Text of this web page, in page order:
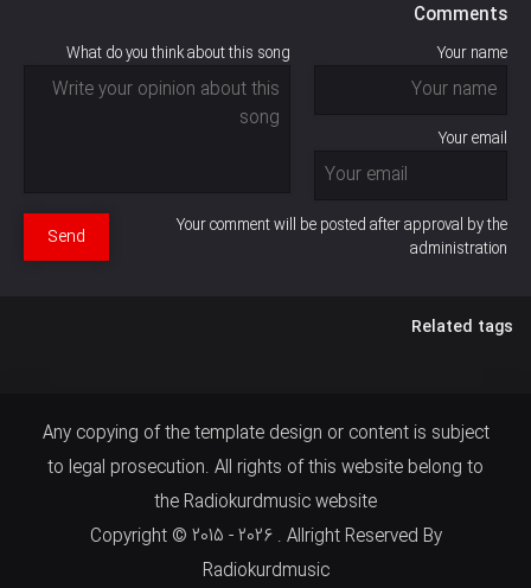
Comments
Your name
Your email
What do you think about this song
Your comment will be posted after approval by the
administration
Send
Related tags
Any copying of the template design or content is subject
to legal prosecution. All rights of this website belong to
the Radiokurdmusic website
Copyright © 2015 - 2026 . Allright Reserved By
Radiokurdmusic